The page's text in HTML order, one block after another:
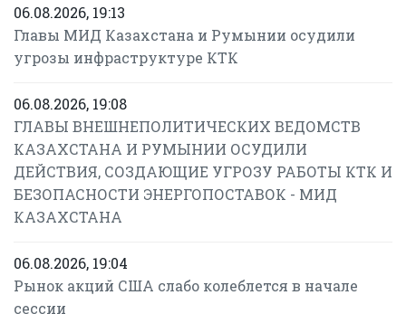
06.08.2026, 19:13
Главы МИД Казахстана и Румынии осудили
угрозы инфраструктуре КТК
06.08.2026, 19:08
ГЛАВЫ ВНЕШНЕПОЛИТИЧЕСКИХ ВЕДОМСТВ
КАЗАХСТАНА И РУМЫНИИ ОСУДИЛИ
ДЕЙСТВИЯ, СОЗДАЮЩИЕ УГРОЗУ РАБОТЫ КТК И
БЕЗОПАСНОСТИ ЭНЕРГОПОСТАВОК - МИД
КАЗАХСТАНА
06.08.2026, 19:04
Рынок акций США слабо колеблется в начале
сессии